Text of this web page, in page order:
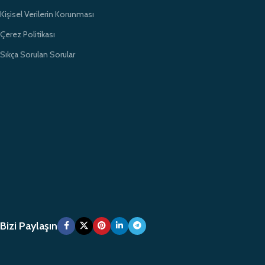
Kişisel Verilerin Korunması
Çerez Politikası
Sıkça Sorulan Sorular
Bizi Paylaşın